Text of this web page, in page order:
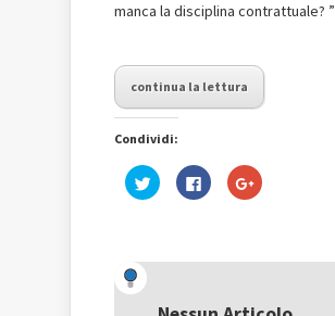
manca la disciplina contrattuale? ”
continua la lettura
Condividi:
Fai
clic
una
Fai
clic
nuova
Fai
clic
una